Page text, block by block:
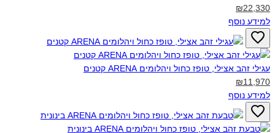
₪22,330
למידע נוסף
עגילי זהב אצילי, טופז כחול ויהלומים ARENA קטנים‎
₪11,970
למידע נוסף